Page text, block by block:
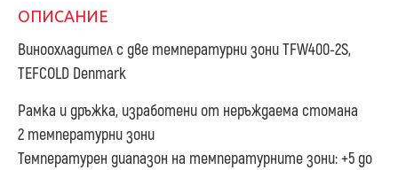
ОПИСАНИЕ
Виноохладител с две температурни зони TFW400-2S,
TEFCOLD Denmark
Рамка и дръжка, изработени от неръждаема стомана
2 температурни зони
Температурен диапазон на температурните зони: +5 до